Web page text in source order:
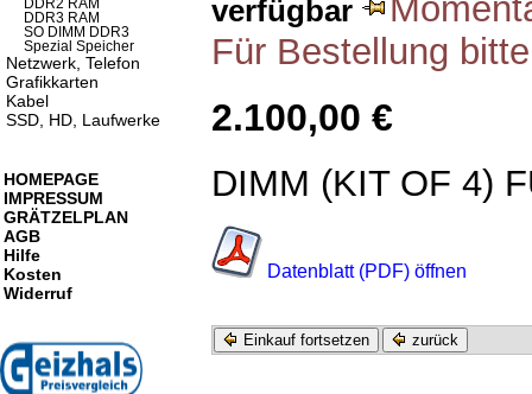
verfügbar
Für Bestellung
2.100,00 €
DIMM (KIT OF 4)
Datenblatt (PDF) öffnen
Einkauf fortsetzen zurück
DDR2 RAM
DDR3 RAM
SO DIMM DDR3
Spezial Speicher
Netzwerk, Telefon
Grafikkarten
Kabel
SSD, HD, Laufwerke
HOMEPAGE
IMPRESSUM
GRÄTZELPLAN
AGB
Hilfe
Kosten
Widerruf